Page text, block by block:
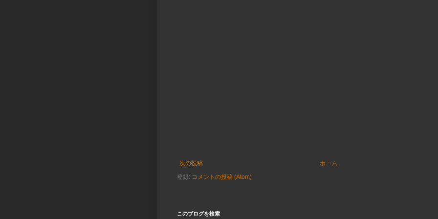
次の投稿
ホーム
登録: コメントの投稿 (Atom)
このブログを検索